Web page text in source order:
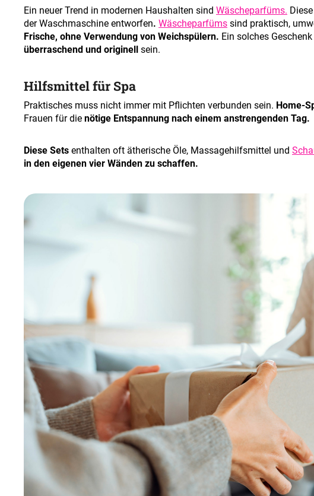
Ein neuer Trend in modernen Haushalten sind Wäscheparfüms.
der Waschmaschine entworfen. Wäscheparfüms sind praktisch,
Frische, ohne Verwendung von Weichspülern. Ein solches
überraschend und originell sein.
Hilfsmittel für Spa
Praktisches muss nicht immer mit Pflichten verbunden sein. Home-
Frauen für die nötige Entspannung nach einem anstrengenden Tag.
Diese Sets enthalten oft ätherische Öle, Massagehilfsmittel und
in den eigenen vier Wänden zu schaffen.